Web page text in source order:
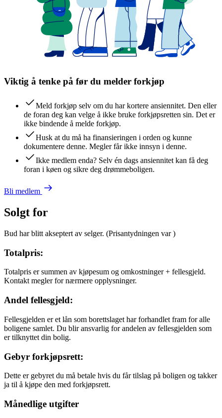
Viktig å tenke på før du melder forkjøp
Meld forkjøp selv om du har kortere ansiennitet. Den eller
de foran deg kan velge å ikke bruke forkjøpsretten sin. Det er
ikke bindende å melde forkjøp.
Husk at du må ha finansieringen i orden og kunne
dokumentere denne. Megler får ikke innsyn i denne.
Ikke medlem enda? Selv én dags ansiennitet kan få deg
foran i køen og sikre deg drømmeboligen.
Bli medlem
Solgt for
Bud har blitt akseptert av selger. (Prisantydningen var)
Totalpris:
Totalpris er summen av kjøpesum og omkostninger + fellesgjeld.
Kontakt megler for nærmere opplysninger.
Andel fellesgjeld:
Fellesgjelden er et lån som borettslaget har forhandlet fram for alle
boligene samlet. Du blir ansvarlig for andelen av fellesgjelden som
er tilknyttet din bolig.
Gebyr forkjøpsrett:
Dette er gebyret du må betale hvis du får tilslag på boligen og takker
ja til å kjøpe den med forkjøpsrett.
Månedlige utgifter